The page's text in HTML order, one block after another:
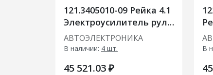
121.3405010-09 Рейка 4.1
Электроусилитель руля
Приора (2172-3450008-
02) замена
АВТОЭЛЕКТРОНИКА
В наличии: 4 шт.
45 521.03 ₽
В